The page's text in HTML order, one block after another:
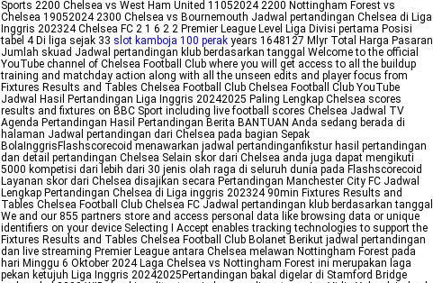
Sports 2200 Chelsea vs West Ham United 11052024 2200 Nottingham Forest vs
Chelsea 19052024 2300 Chelsea vs Bournemouth Jadwal pertandingan Chelsea di Liga
Inggris 202324 Chelsea FC 2 1 6 2 2 Premier League Level Liga Divisi pertama Posisi
tabel 4 Di liga sejak 33 slot kamboja 100 perak years 1648127 Mlyr Total Harga Pasaran
Jumlah skuad Jadwal pertandingan klub berdasarkan tanggal Welcome to the official
YouTube channel of Chelsea Football Club where you will get access to all the buildup
training and matchday action along with all the unseen edits and player focus from
Fixtures Results and Tables Chelsea Football Club Chelsea Football Club YouTube
Jadwal Hasil Pertandingan Liga Inggris 20242025 Paling Lengkap Chelsea scores
results and fixtures on BBC Sport including live football scores Chelsea Jadwal TV
Agenda Pertandingan Hasil Pertandingan Berita BANTUAN Anda sedang berada di
halaman Jadwal pertandingan dari Chelsea pada bagian Sepak
BolaInggrisFlashscorecoid menawarkan jadwal pertandinganfikstur hasil pertandingan
dan detail pertandingan Chelsea Selain skor dari Chelsea anda juga dapat mengikuti
5000 kompetisi dari lebih dari 30 jenis olah raga di seluruh dunia pada Flashscorecoid
Layanan skor dari Chelsea disajikan secara Pertandingan Manchester City FC Jadwal
Lengkap Pertandingan Chelsea di Liga inggris 202324 90min Fixtures Results and
Tables Chelsea Football Club Chelsea FC Jadwal pertandingan klub berdasarkan tanggal
We and our 855 partners store and access personal data like browsing data or unique
identifiers on your device Selecting I Accept enables tracking technologies to support the
Fixtures Results and Tables Chelsea Football Club Bolanet Berikut jadwal pertandingan
dan live streaming Premier League antara Chelsea melawan Nottingham Forest pada
hari Minggu 6 Oktober 2024 Laga Chelsea vs Nottingham Forest ini merupakan laga
pekan ketujuh Liga Inggris 20242025Pertandingan bakal digelar di Stamford Bridge